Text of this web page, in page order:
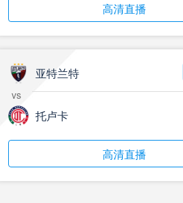
高清直播
亚特兰特
vs
托卢卡
高清直播